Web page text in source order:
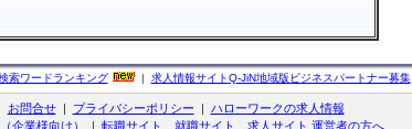
索ワードランキング | 求人情報サイトQ-JiN地域版ビジネスパートナー募集
お問合せ| プライバシーポリシー | ハローワークの求人情報
企業様向け） | 転職サイト、就職サイト、求人サイト 運営者の方へ